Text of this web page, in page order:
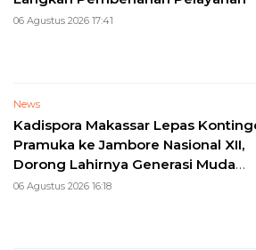
06 Agustus 2026 17:41
News
Kadispora Makassar Lepas
Pramuka ke Jambore Nasional XII,
Dorong Lahirnya Generasi Muda
Berkarakter
06 Agustus 2026 16:18